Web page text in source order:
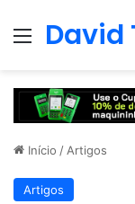
Menu
David
Início / Artigos
Artigos